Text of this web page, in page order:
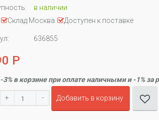
в наличии
Склад Москва
Доступен к поставке
636855
Р
в корзине при оплате наличными и -1% за
+ - Добавить в корзину